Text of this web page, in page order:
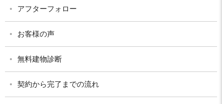
アフターフォロー
お客様の声
無料建物診断
契約から完了までの流れ